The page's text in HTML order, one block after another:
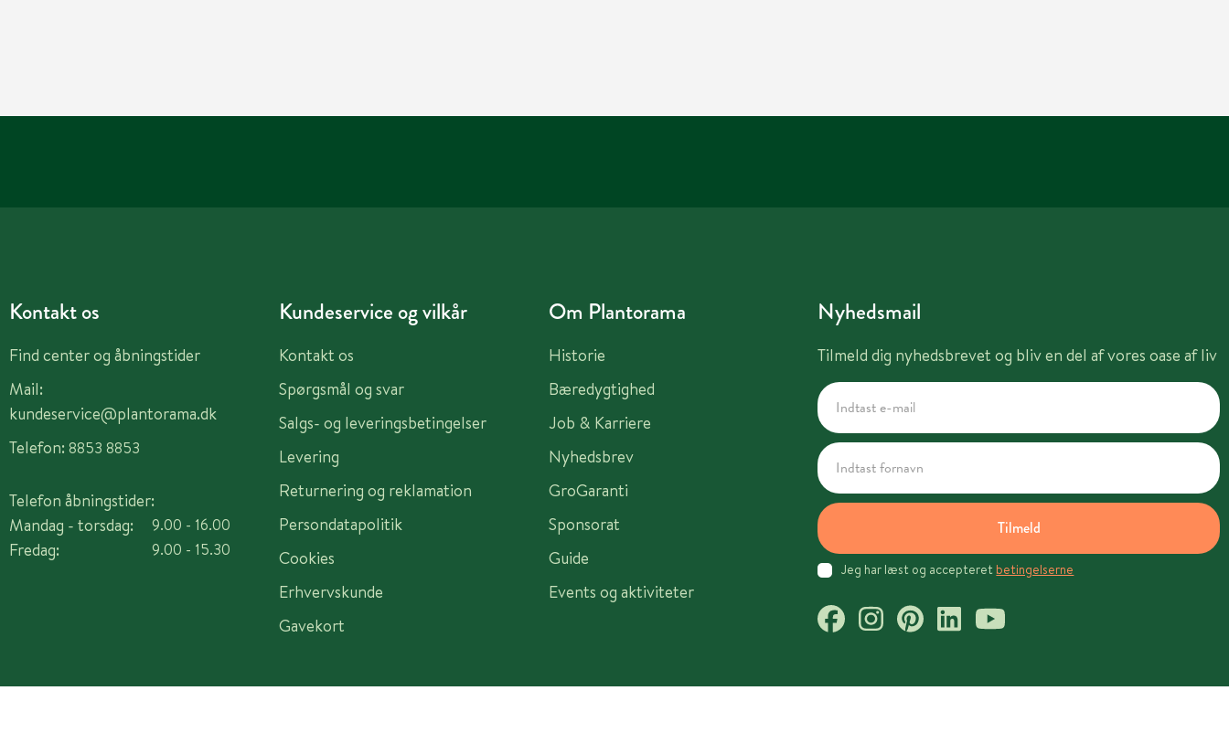
Kontakt os
Find center og åbningstider
Mail:
kundeservice@plantorama.dk
Telefon: 8853 8853
Telefon åbningstider:
Mandag - torsdag:
Fredag:
9.00 - 16.00
9.00 - 15.30
Kundeservice og vilkår
Kontakt os
Spørgsmål og svar
Salgs- og leveringsbetingelser
Levering
Returnering og reklamation
Persondatapolitik
Cookies
Erhvervskunde
Gavekort
Om Plantorama
Historie
Bæredygtighed
Job & Karriere
Nyhedsbrev
GroGaranti
Sponsorat
Guide
Events og aktiviteter
Nyhedsmail
Tilmeld dig nyhedsbrevet og bliv en del af vores oase af liv
Tilmeld
Jeg har læst og accepteret betingelserne